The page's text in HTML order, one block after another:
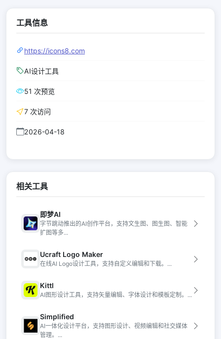
工具信息
https://icons8.com
AI设计工具
51 次预览
7 次访问
2026-04-18
相关工具
即梦AI
字节跳动推出的AI创作平台，支持文生图、图生图、智能
扩图等多...
Ucraft Logo Maker
在线AI Logo设计工具，支持自定义编辑和下载。...
Kittl
AI图形设计工具，支持矢量编辑、字体设计和模板定制。...
Simplified
AI一体化设计平台，支持图形设计、视频编辑和社交媒体
管理。...